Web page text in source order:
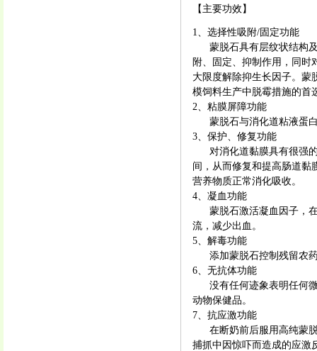
【主要功效】
1、选择性吸附/固定功
蒙脱石具有层纹状结构及
附、固定、抑制作用，同时
大限度解除抑生长因子。蒙
模饲料生产中脱霉措施的首
2、粘膜屏障功能
蒙脱石与消化道粘液蛋白
3、保护、修复功能
对消化道黏膜具有很强的
间，从而修复和提高肠道黏
营养物质正常消化吸收。
4、凝血功能
蒙脱石激活凝血因子，在
流，减少出血。
5、解毒功能
添加蒙脱石控制残留农药
6、无抗体功能
没有任何迹象表明任何微
动物保健品。
7、抗应激功能
在断奶前后服用高纯蒙脱
捕抓中因惊吓而造成的应激